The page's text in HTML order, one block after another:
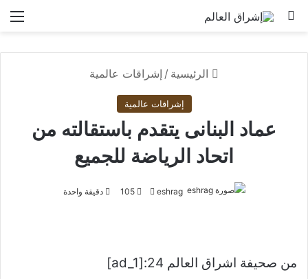
بحث عن
الرئيسية / إشراقات عالمية
إشراقات عالمية
عماد البنانى يتقدم باستقالته من
اتحاد الرياضة للجميع
eshrag
أرسل105 دقيقة واحدة
من صحيفة اشراق العالم 24:[ad_1]